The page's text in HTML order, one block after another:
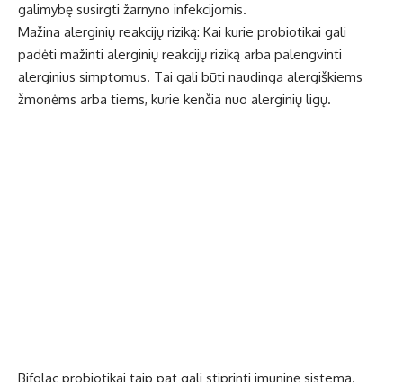
galimybę susirgti žarnyno infekcijomis.
Mažina alerginių reakcijų riziką: Kai kurie probiotikai gali
padėti mažinti alerginių reakcijų riziką arba palengvinti
alerginius simptomus. Tai gali būti naudinga alergiškiems
žmonėms arba tiems, kurie kenčia nuo alerginių ligų.
Bifolac probiotikai taip pat gali stiprinti imuninę sistemą.